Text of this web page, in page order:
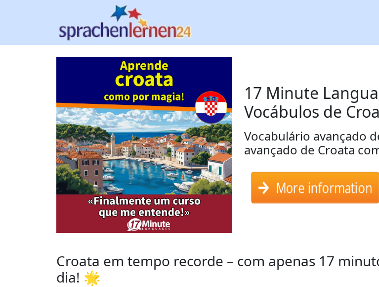
17 Minute
Vocábulos de
Vocabulário avançado
avançado de Croata
More information
Croata em tempo recorde – com apenas 17
dia! 🌟